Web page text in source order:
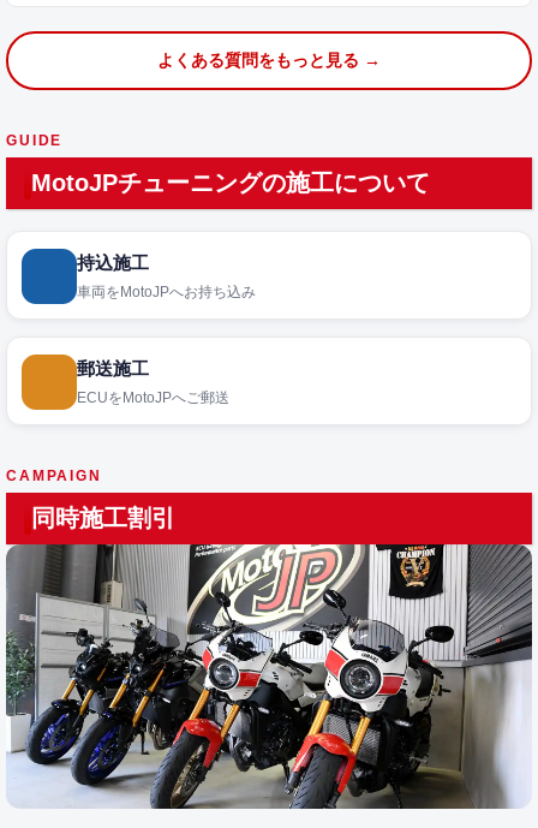
よくある質問をもっと見る →
GUIDE
MotoJPチューニングの施工について
持込施工
車両をMotoJPへお持ち込み
郵送施工
ECUをMotoJPへご郵送
CAMPAIGN
同時施工割引